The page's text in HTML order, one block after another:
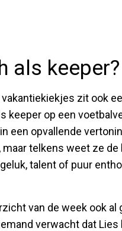
als keeper?
zit ook
keeper op een
een opvallende
telkens weet ze
talent of puur
van de week ook al
verwacht dat